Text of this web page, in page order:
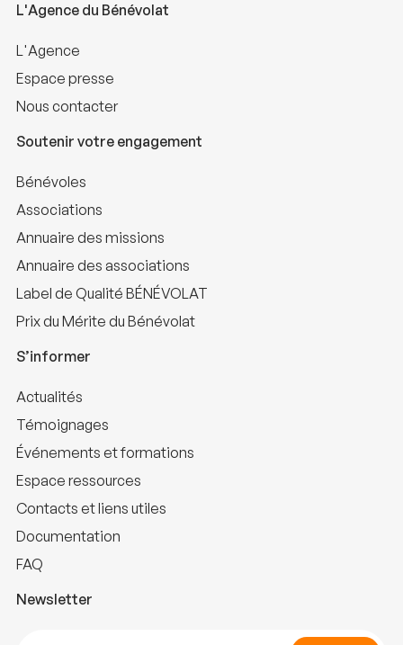
L'Agence du Bénévolat
L'Agence
Espace presse
Nous contacter
Soutenir votre engagement
Bénévoles
Associations
Annuaire des missions
Annuaire des associations
Label de Qualité BÉNÉVOLAT
Prix du Mérite du Bénévolat
S’informer
Actualités
Témoignages
Événements et formations
Espace ressources
Contacts et liens utiles
Documentation
FAQ
Newsletter